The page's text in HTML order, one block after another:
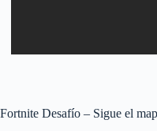
Fortnite Desafío – Sigue el